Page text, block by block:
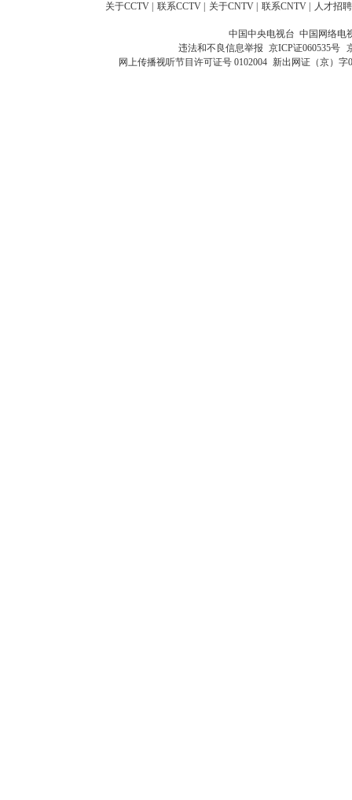
关于CCTV 联系CCTV 关于CNTV 联系CNTV 人才招聘
中国中央电视台 中国网络电
违法和不良信息举报 京ICP证060535号
网上传播视听节目许可证号 0102004 新出网证（京）